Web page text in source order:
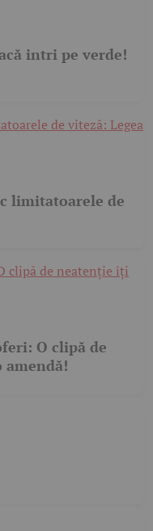
intri pe verde!
limitatoarele de
O clipă de
amendă!